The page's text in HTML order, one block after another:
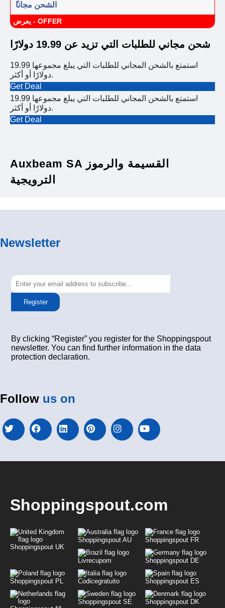
ًالشحن مجانا
يعرض - OFFER
شحن مجاني للطلبات التي تزيد عن 19.99 دولارًا
استمتع بالشحن المجاني للطلبات التي يبلغ مجموعها 19.99
دولارًا أو أكثر.
Get Deal
استمتع بالشحن المجاني للطلبات التي يبلغ مجموعها 19.99
دولارًا أو أكثر.
Get Deal
Auxbeam SA القسيمة والرموز
الترويجية
Newsletter
Register
By clicking “Register” you register for the Shoppingspout
newsletter. You can find further information in the data
protection declaration.
Follow us on
Shoppingspout.com
Shoppingspout UK
Shoppingspout AU Shoppingspout FR
Livrecupom Shoppingspout DE
Shoppingspout PL Codicegratuito Shoppingspout ES
Shoppingspout SE Shoppingspout DK